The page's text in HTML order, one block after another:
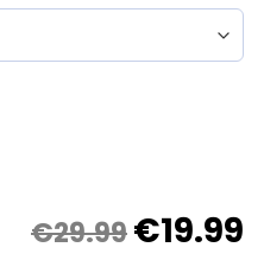
€29.99€19.99